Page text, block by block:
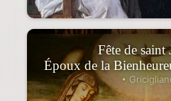
Fête de saint
Époux de la
•